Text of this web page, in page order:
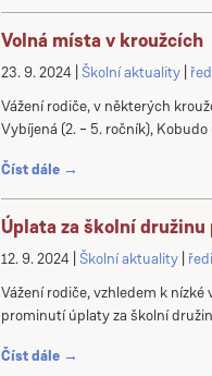
Volná místa v kroužcích
23. 9. 2024 Školní aktuality
Vážení rodiče, v některých
Vybíjená (2. – 5. ročník),
Číst dále →
Úplata za školní
12. 9. 2024 Školní aktuality
Vážení rodiče, vzhledem k
prominutí úplaty za školní
Číst dále →